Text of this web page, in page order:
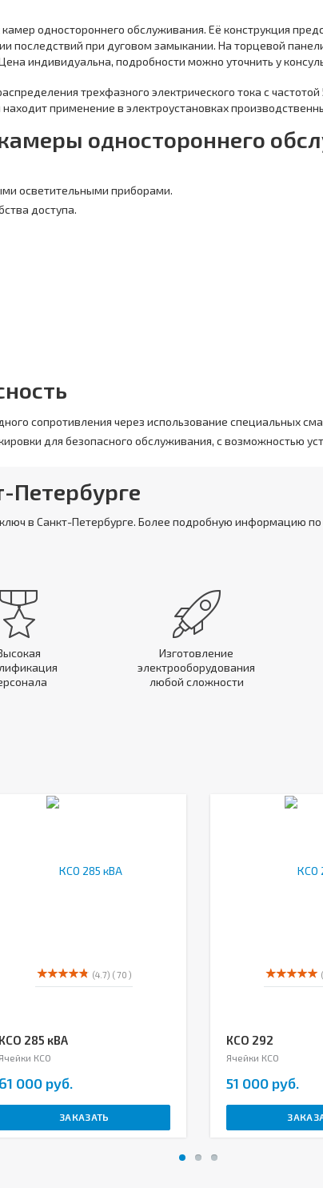
одностороннего обслуживания. Её конструкция
последствий при дуговом замыкании. На торцевой
индивидуальна, подробности можно уточнить у
трехфазного электрического тока с
применение в электроустановках
одностороннего
осветительными приборами.
доступа.
сопротивления через использование специальных
для безопасного обслуживания, с возможностью
Петербурге
в Санкт-Петербурге. Более подробную информацию
Изготовление
электрооборудования
любой сложности
(4.7) ( 70 )
КСО 285 кВА
Ячейки КСО
61 000 руб.
ЗАКАЗАТЬ
КСО 292
Ячейки КСО
51 000 руб.